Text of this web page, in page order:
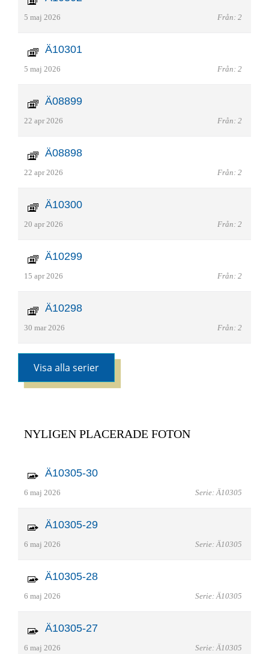
5 maj 2026 Från: 2
Ä10301
5 maj 2026 Från: 2
Ä08899
22 apr 2026 Från: 2
Ä08898
22 apr 2026 Från: 2
Ä10300
20 apr 2026 Från: 2
Ä10299
15 apr 2026 Från: 2
Ä10298
30 mar 2026 Från: 2
Visa alla serier
NYLIGEN PLACERADE FOTON
Ä10305-30
6 maj 2026 Serie: Ä10305
Ä10305-29
6 maj 2026 Serie: Ä10305
Ä10305-28
6 maj 2026 Serie: Ä10305
Ä10305-27
6 maj 2026 Serie: Ä10305